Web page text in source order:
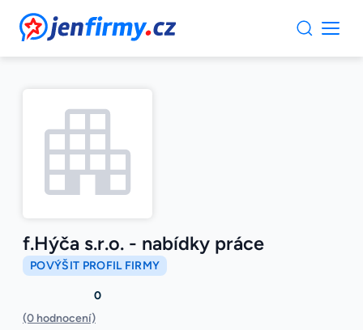
JenFirmy.cz
f.Hýča s.r.o. - nabídky práce
POVÝŠIT PROFIL FIRMY
0
(0 hodnocení)